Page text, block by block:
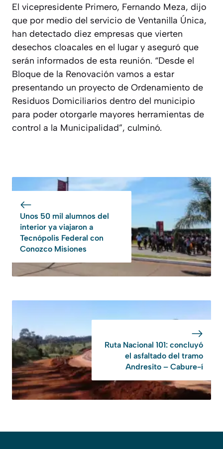
El vicepresidente Primero, Fernando Meza, dijo
que por medio del servicio de Ventanilla Única,
han detectado diez empresas que vierten
desechos cloacales en el lugar y aseguró que
serán informados de esta reunión. “Desde el
Bloque de la Renovación vamos a estar
presentando un proyecto de Ordenamiento de
Residuos Domiciliarios dentro del municipio
para poder otorgarle mayores herramientas de
control a la Municipalidad”, culminó.
Unos 50 mil alumnos del
interior ya viajaron a
Tecnópolis Federal con
Conozco Misiones
Ruta Nacional 101: concluyó
el asfaltado del tramo
Andresito – Cabure-í